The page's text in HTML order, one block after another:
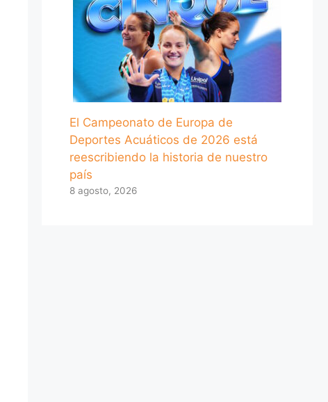
El Campeonato de Europa de
Deportes Acuáticos de 2026 está
reescribiendo la historia de nuestro
país
8 agosto, 2026